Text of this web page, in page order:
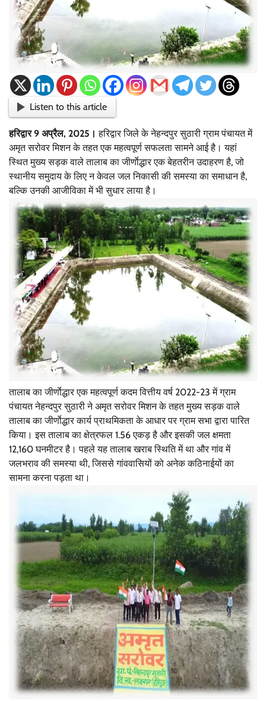
Listen to this article
हरिद्वार 9 अप्रैल, 2025। हरिद्वार जिले के नेहन्दपुर सुठारी ग्राम पंचायत में
अमृत सरोवर मिशन के तहत एक महत्वपूर्ण सफलता सामने आई है। यहां
स्थित मुख्य सड़क वाले तालाब का जीर्णाेद्धार एक बेहतरीन उदाहरण है, जो
स्थानीय समुदाय के लिए न केवल जल निकासी की समस्या का समाधान है,
बल्कि उनकी आजीविका में भी सुधार लाया है।
तालाब का जीर्णाेद्धार एक महत्वपूर्ण कदम वित्तीय वर्ष 2022-23 में ग्राम
पंचायत नेहन्दपुर सुठारी ने अमृत सरोवर मिशन के तहत मुख्य सड़क वाले
तालाब का जीर्णाेद्धार कार्य प्राथमिकता के आधार पर ग्राम सभा द्वारा पारित
किया। इस तालाब का क्षेत्रफल 1.56 एकड़ है और इसकी जल क्षमता
12,160 घनमीटर है। पहले यह तालाब खराब स्थिति में था और गांव में
जलभराव की समस्या थी, जिससे गांववासियों को अनेक कठिनाईयों का
सामना करना पड़ता था।